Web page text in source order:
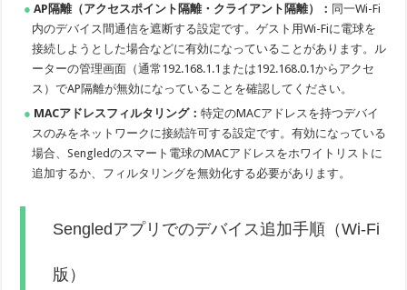
AP隔離（アクセスポイント隔離・クライアント隔離）： 同一Wi-Fi
内のデバイス間通信を遮断する設定です。ゲスト用Wi-Fiに電球を
接続しようとした場合などに有効になっていることがあります。ル
ーターの管理画面（通常192.168.1.1または192.168.0.1からアクセ
ス）でAP隔離が無効になっていることを確認してください。
MACアドレスフィルタリング：特定のMACアドレスを持つデバイ
スのみをネットワークに接続許可する設定です。有効になっている
場合、Sengledのスマート電球のMACアドレスをホワイトリストに
追加するか、フィルタリングを無効化する必要があります。
Sengledアプリでのデバイス追加手順（Wi-Fi
版）